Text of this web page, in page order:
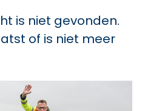
is niet gevonden.
of is niet meer